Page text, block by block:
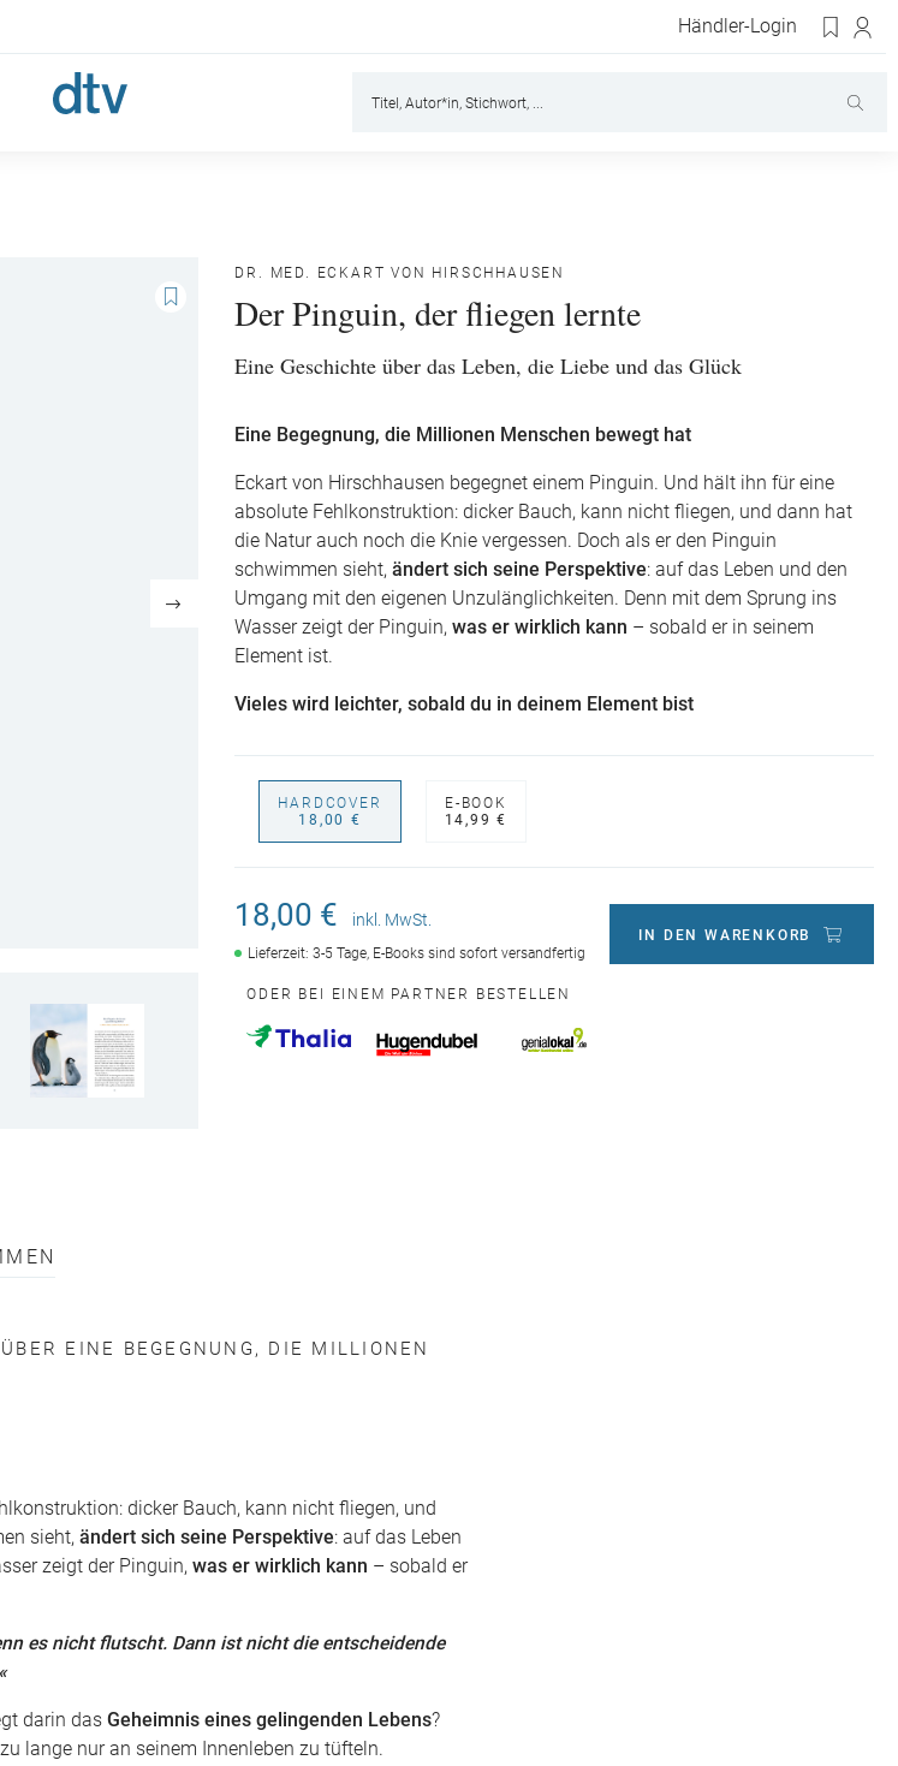
Händler-Login
DR. MED. ECKART VON HIRSCHHAUSEN
Der Pinguin, der fliegen lernte
Eine Geschichte über das Leben, die Liebe und das Glück
Eine Begegnung, die Millionen Menschen bewegt hat
Eckart von Hirschhausen begegnet einem Pinguin. Und hält ihn für eine
absolute Fehlkonstruktion: dicker Bauch, kann nicht fliegen, und dann hat
die Natur auch noch die Knie vergessen. Doch als er den Pinguin
schwimmen sieht,ändert sich seine Perspektive: auf das Leben und den
Umgang mit den eigenen Unzulänglichkeiten. Denn mit dem Sprung ins
Wasser zeigt der Pinguin,was er wirklich kann – sobald er in seinem
Element ist.
Vieles wird leichter, sobald du in deinem Element bist
HARDCOVER
18,00 €
E-BOOK
14,99 €
18,00 € inkl. MwSt.
Lieferzeit: 3-5 Tage, E-Books sind sofort versandfertig
IN DEN WARENKORB
ODER BEI EINEM PARTNER BESTELLEN
EINE BEGEGNUNG, DIE MILLIONEN
dicker Bauch, kann nicht fliegen, und
sieht, ändert sich seine Perspektive: auf das Leben
zeigt der Pinguin, was er wirklich kann – sobald er
es nicht flutscht. Dann ist nicht die entscheidende
darin das Geheimnis eines gelingenden Lebens?
lange nur an seinem Innenleben zu tüfteln.